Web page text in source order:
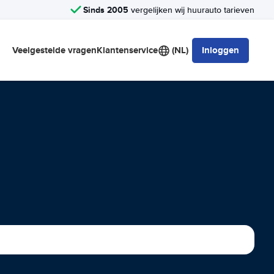
Sinds 2005 vergelijken wij huurauto tarieven
Veelgestelde vragenKlantenservice (NL) Inloggen